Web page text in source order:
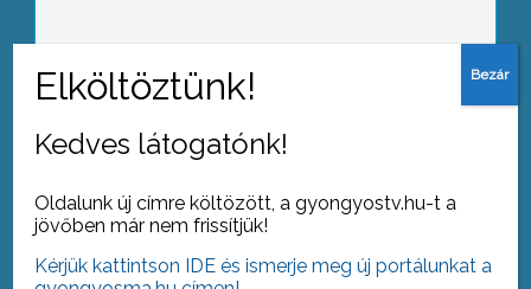
Kedves látogatónk!
Oldalunk új címre költözött, a gyongyostv.hu-t a
jövőben már nem frissítjük!
Kérjük kattintson IDE és ismerje meg új portálunkat a